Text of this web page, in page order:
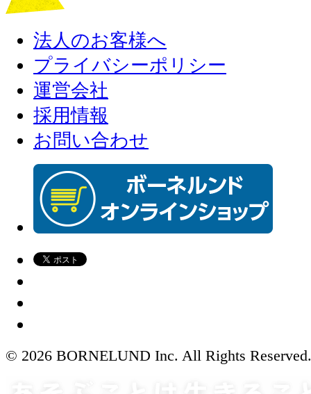
法人のお客様へ
プライバシーポリシー
運営会社
採用情報
お問い合わせ
© 2026 BORNELUND Inc. All Rights Reserved.